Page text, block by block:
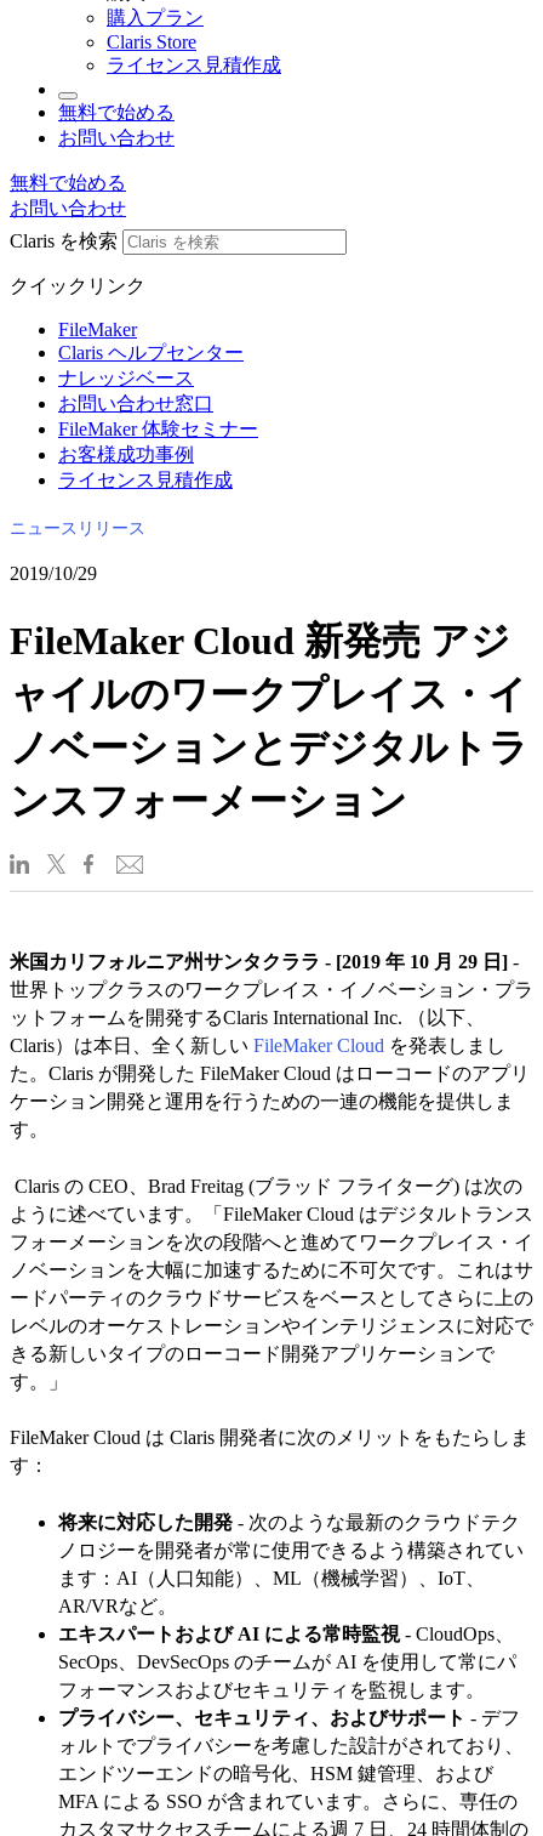
購入プラン
Claris Store
ライセンス見積作成
無料で始める
お問い合わせ
無料で始める
お問い合わせ
Claris を検索
クイックリンク
FileMaker
Claris ヘルプセンター
ナレッジベース
お問い合わせ窓口
FileMaker 体験セミナー
お客様成功事例
ライセンス見積作成
ニュースリリース
2019/10/29
FileMaker Cloud 新発売 アジ
ャイルのワークプレイス・イ
ノベーションとデジタルトラ
ンスフォーメーション
米国カリフォルニア州サンタクララ - [2019 年 10 月 29 日] -
世界トップクラスのワークプレイス・イノベーション・プラ
ットフォームを開発するClaris International Inc. （以下、
Claris）は本日、全く新しい FileMaker Cloud を発表しまし
た。Claris が開発した FileMaker Cloud はローコードのアプリ
ケーション開発と運用を行うための一連の機能を提供しま
す。
Claris の CEO、Brad Freitag (ブラッド フライターグ) は次の
ように述べています。「FileMaker Cloud はデジタルトランス
フォーメーションを次の段階へと進めてワークプレイス・イ
ノベーションを大幅に加速するために不可欠です。これはサ
ードパーティのクラウドサービスをベースとしてさらに上の
レベルのオーケストレーションやインテリジェンスに対応で
きる新しいタイプのローコード開発アプリケーションで
す。」
FileMaker Cloud は Claris 開発者に次のメリットをもたらしま
す：
将来に対応した開発 - 次のような最新のクラウドテク
ノロジーを開発者が常に使用できるよう構築されてい
ます：AI（人口知能）、ML（機械学習）、IoT、
AR/VRなど。
エキスパートおよび AI による常時監視- CloudOps、
SecOps、DevSecOps のチームが AI を使用して常にパ
フォーマンスおよびセキュリティを監視します。
プライバシー、セキュリティ、およびサポート - デフ
ォルトでプライバシーを考慮した設計がされており、
エンドツーエンドの暗号化、HSM 鍵管理、および
MFA による SSO が含まれています。さらに、専任の
カスタマサクセスチームによる週 7 日、24 時間体制の